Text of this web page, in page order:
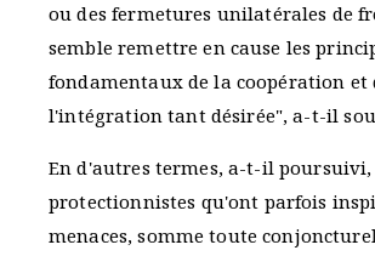
ou des fermetures unilatérales de
semble remettre en cause les
fondamentaux de la coopération et
l'intégration tant désirée", a-t-il
En d'autres termes, a-t-il poursuivi,
protectionnistes qu'ont parfois
menaces, somme toute